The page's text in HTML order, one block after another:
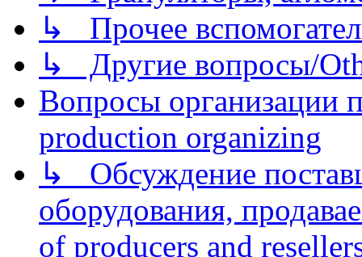
↳ Прочее
↳ Другие вопросы/
Вопросы организации
production organizing
↳ Обсуждение
оборудования,
of producers and